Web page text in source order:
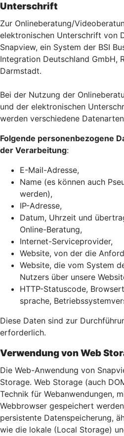
Unterschrift
Zur Onlineberatung/
elektronischen Unterschrift von
Snapview, ein System der BSI
Integration Deutschland GmbH,
Darmstadt.
Bei der Nutzung der
und der elektronischen
werden verschiedene
Folgende personenbezogene
der Verarbeitung:
E-Mail-Adresse,
Name (es können auch
werden),
IP-Adresse,
Datum, Uhrzeit und
Online-Beratung,
Internet-Serviceprovider,
Website, von der die
Website, die vom System
Nutzers über unsere
HTTP-Statuscode,
sprache,
Diese Daten sind zur
erforderlich.
Verwendung von Web
Die Web-Anwendung von
Storage. Web Storage (auch
Technik für Webanwendungen,
Webbrowser gespeichert
persistente Datenspeicherung,
wie die lokale (Local Storage)